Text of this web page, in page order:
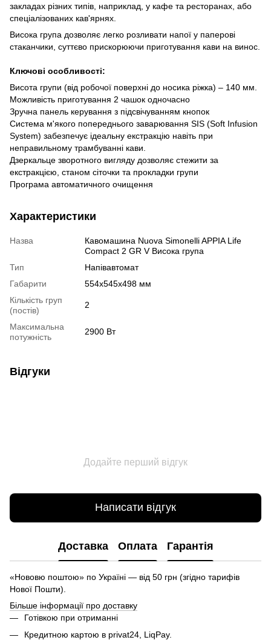
закладах різних типів, наприклад, у кафе та ресторанах, або
спеціалізованих кав'ярнях.
Висока група дозволяє легко розливати напої у паперові
стаканчики, суттєво прискорюючи приготування кави на винос.
Ключові особливості:
Висота групи (від робочої поверхні до носика ріжка) – 140 мм.
Можливість приготування 2 чашок одночасно
Зручна панель керування з підсвічуванням кнопок
Система м'якого попереднього заварювання SIS (Soft Infusion
System) забезпечує ідеальну екстракцію навіть при
неправильному трамбуванні кави.
Дзеркальце зворотного вигляду дозволяє стежити за
екстракцією, станом сіточки та прокладки групи
Програма автоматичного очищення
Характеристики
Назва
Кавомашина Nuova Simonelli APPIA Life
Compact 2 GR V Висока група
Тип
Напівавтомат
Габарити
554х545х498 мм
Кількість груп
(постів)
2
Максимальна
потужність
2900 Вт
Відгуки
Додайте перший відгук
Написати відгук
Доставка Оплата Гарантія
«Нововю поштою» по Україні — від 50 грн (згідно тарифів
Нової Пошти).
Більше інформації про доставку
Готівкою при отриманні
Кредитною картою в privat24, LiqPay.